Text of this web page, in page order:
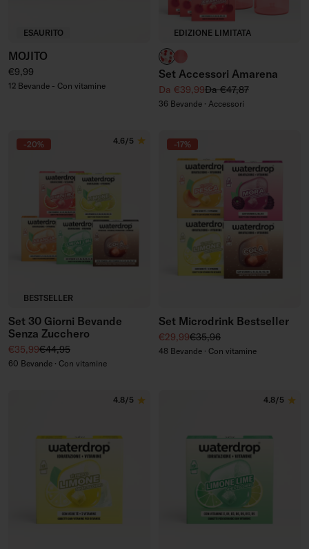
ESAURITO
MOJITO
Prezzo regolare
€9,99
12 Bevande - Con vitamine
EDIZIONE LIMITATA
Bottiglia in Vetro
Bicchieri con Scanalatura
Set Accessori Amarena
Prezzo di vendita
Da €39,99Prezzo regolare
Da €47,87
36 Bevande · Accessori
-20%
BESTSELLER
4.6/5
Set 30 Giorni Bevande
Senza Zucchero
Prezzo di vendita
€35,99Prezzo regolare
€44,95
60 Bevande · Con vitamine
-17%
Set Microdrink Bestseller
Prezzo di vendita
€29,99Prezzo regolare
€35,96
48 Bevande · Con vitamine
4.8/5 4.8/5